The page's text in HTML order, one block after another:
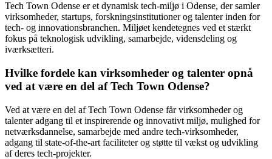
Tech Town Odense er et dynamisk tech-miljø i Odense, der samler
virksomheder, startups, forskningsinstitutioner og talenter inden for
tech- og innovationsbranchen. Miljøet kendetegnes ved et stærkt
fokus på teknologisk udvikling, samarbejde, vidensdeling og
iværksætteri.
Hvilke fordele kan virksomheder og talenter opnå
ved at være en del af Tech Town Odense?
Ved at være en del af Tech Town Odense får virksomheder og
talenter adgang til et inspirerende og innovativt miljø, mulighed for
netværksdannelse, samarbejde med andre tech-virksomheder,
adgang til state-of-the-art faciliteter og støtte til vækst og udvikling
af deres tech-projekter.